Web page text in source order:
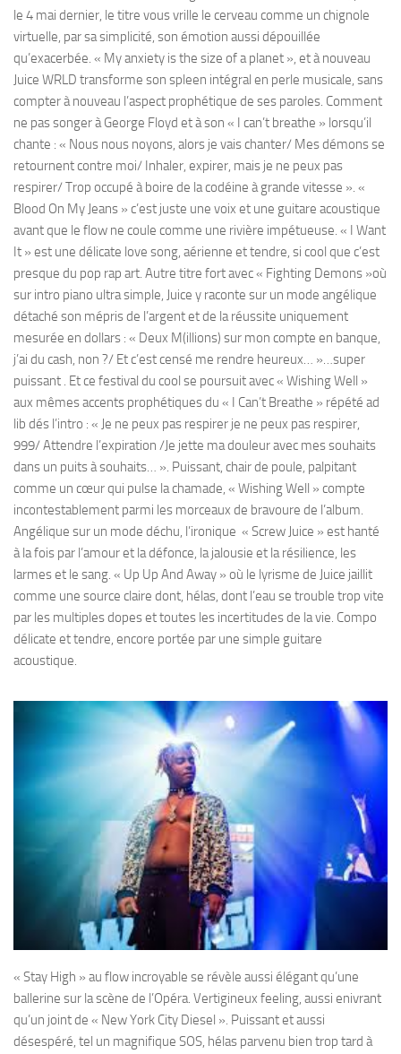
le 4 mai dernier, le titre vous vrille le cerveau comme un chignole
virtuelle, par sa simplicité, son émotion aussi dépouillée
qu’exacerbée. « My anxiety is the size of a planet », et à nouveau
Juice WRLD transforme son spleen intégral en perle musicale, sans
compter à nouveau l’aspect prophétique de ses paroles. Comment
ne pas songer à George Floyd et à son « I can’t breathe » lorsqu’il
chante : « Nous nous noyons, alors je vais chanter/ Mes démons se
retournent contre moi/ Inhaler, expirer, mais je ne peux pas
respirer/ Trop occupé à boire de la codéine à grande vitesse ». «
Blood On My Jeans » c’est juste une voix et une guitare acoustique
avant que le flow ne coule comme une rivière impétueuse. « I Want
It » est une délicate love song, aérienne et tendre, si cool que c’est
presque du pop rap art. Autre titre fort avec « Fighting Demons »où
sur intro piano ultra simple, Juice y raconte sur un mode angélique
détaché son mépris de l’argent et de la réussite uniquement
mesurée en dollars : « Deux M(illions) sur mon compte en banque,
j’ai du cash, non ?/ Et c’est censé me rendre heureux… »…super
puissant . Et ce festival du cool se poursuit avec « Wishing Well »
aux mêmes accents prophétiques du « I Can’t Breathe » répété ad
lib dés l’intro : « Je ne peux pas respirer je ne peux pas respirer,
999/ Attendre l’expiration /Je jette ma douleur avec mes souhaits
dans un puits à souhaits… ». Puissant, chair de poule, palpitant
comme un cœur qui pulse la chamade, « Wishing Well » compte
incontestablement parmi les morceaux de bravoure de l’album.
Angélique sur un mode déchu, l’ironique « Screw Juice » est hanté
à la fois par l’amour et la défonce, la jalousie et la résilience, les
larmes et le sang. « Up Up And Away » où le lyrisme de Juice jaillit
comme une source claire dont, hélas, dont l’eau se trouble trop vite
par les multiples dopes et toutes les incertitudes de la vie. Compo
délicate et tendre, encore portée par une simple guitare
acoustique.
« Stay High » au flow incroyable se révèle aussi élégant qu’une
ballerine sur la scène de l’Opéra. Vertigineux feeling, aussi enivrant
qu’un joint de « New York City Diesel ». Puissant et aussi
désespéré, tel un magnifique SOS, hélas parvenu bien trop tard à